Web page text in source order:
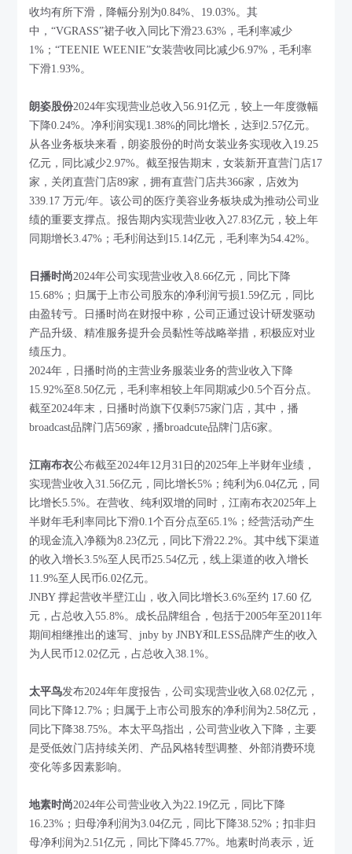
收均有所下滑，降幅分别为0.84%、19.03%。其
中，“VGRASS”裙子收入同比下滑23.63%，毛利率减少
1%；“TEENIE WEENIE”女装营收同比减少6.97%，毛利率
下滑1.93%。
朗姿股份2024年实现营业总收入56.91亿元，较上一年度微幅
下降0.24%。净利润实现1.38%的同比增长，达到2.57亿元。
从各业务板块来看，朗姿股份的时尚女装业务实现收入19.25
亿元，同比减少2.97%。截至报告期末，女装新开直营门店17
家，关闭直营门店89家，拥有直营门店共366家，店效为
339.17 万元/年。该公司的医疗美容业务板块成为推动公司业
绩的重要支撑点。报告期内实现营业收入27.83亿元，较上年
同期增长3.47%；毛利润达到15.14亿元，毛利率为54.42%。
日播时尚2024年公司实现营业收入8.66亿元，同比下降
15.68%；归属于上市公司股东的净利润亏损1.59亿元，同比
由盈转亏。日播时尚在财报中称，公司正通过设计研发驱动
产品升级、精准服务提升会员黏性等战略举措，积极应对业
绩压力。
2024年，日播时尚的主营业务服装业务的营业收入下降
15.92%至8.50亿元，毛利率相较上年同期减少0.5个百分点。
截至2024年末，日播时尚旗下仅剩575家门店，其中，播
broadcast品牌门店569家，播broadcute品牌门店6家。
江南布衣公布截至2024年12月31日的2025年上半财年业绩，
实现营业收入31.56亿元，同比增长5%；纯利为6.04亿元，同
比增长5.5%。在营收、纯利双增的同时，江南布衣2025年上
半财年毛利率同比下滑0.1个百分点至65.1%；经营活动产生
的现金流入净额为8.23亿元，同比下滑22.2%。其中线下渠道
的收入增长3.5%至人民币25.54亿元，线上渠道的收入增长
11.9%至人民币6.02亿元。
JNBY 撑起营收半壁江山，收入同比增长3.6%至约 17.60 亿
元，占总收入55.8%。成长品牌组合，包括于2005年至2011年
期间相继推出的速写、jnby by JNBY和LESS品牌产生的收入
为人民币12.02亿元，占总收入38.1%。
太平鸟发布2024年年度报告，公司实现营业收入68.02亿元，
同比下降12.7%；归属于上市公司股东的净利润为2.58亿元，
同比下降38.75%。本太平鸟指出，公司营业收入下降，主要
是受低效门店持续关闭、产品风格转型调整、外部消费环境
变化等多因素影响。
地素时尚2024年公司营业收入为22.19亿元，同比下降
16.23%；归母净利润为3.04亿元，同比下降38.52%；扣非归
母净利润为2.51亿元，同比下降45.77%。地素时尚表示，近